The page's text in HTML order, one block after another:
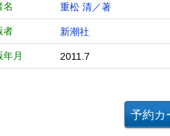
名 重松 清／著
者 新潮社
年月 2011.7